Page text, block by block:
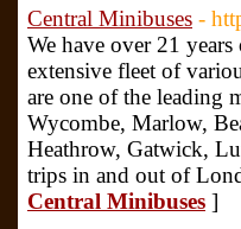
Central Minibuses -
We have over 21
extensive fleet of
are one of the leading
Wycombe, Marlow,
Heathrow, Gatwick,
trips in and out of
Central Minibuses ]